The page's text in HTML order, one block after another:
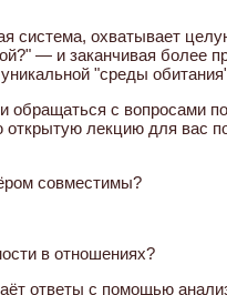
охватывает
— и заканчивая более
"среды
обращаться с вопросами
лекцию для вас
совместимы?
в отношениях?
ответы с помощью